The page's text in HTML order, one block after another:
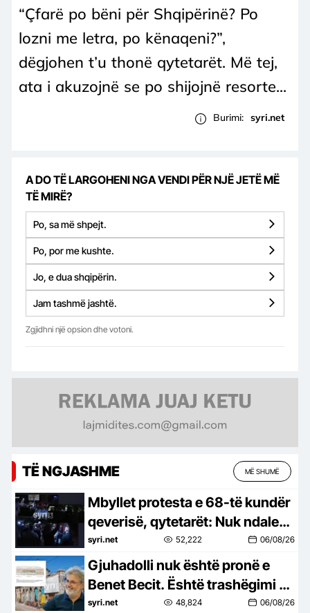
“Çfarë po bëni për Shqipërinë? Po
lozni me letra, po kënaqeni?”,
dëgjohen t’u thonë qytetarët. Më tej,
ata i akuzojnë se po shijojnë resorte...
Burimi: syri.net
A DO TË LARGOHENI NGA VENDI PËR NJË JETË MË
TË MIRË?
Po, sa më shpejt.
Po, por me kushte.
Jo, e dua shqipërin.
Jam tashmë jashtë.
Zgjidhni një opsion dhe votoni.
TË NGJASHME MË SHUMË
Mbyllet protesta e 68-të kundër
qeverisë, qytetarët: Nuk ndalemi
deri në largimin e Ramës
syri.net 52,222 06/08/26
Gjuhadolli nuk është pronë e
Benet Becit. Është trashëgimi e
Shkodrës
syri.net 48,824 06/08/26